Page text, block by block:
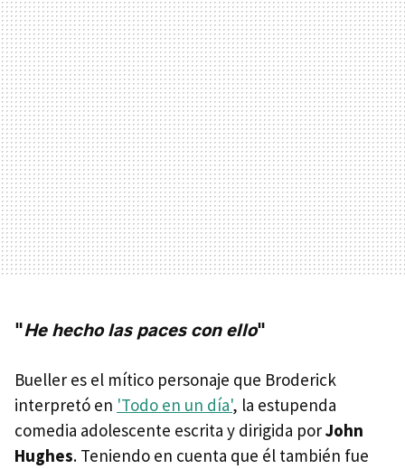
"He hecho las paces con ello"
Bueller es el mítico personaje que Broderick
interpretó en 'Todo en un día', la estupenda
comedia adolescente escrita y dirigida porJohn
Hughes. Teniendo en cuenta que él también fue